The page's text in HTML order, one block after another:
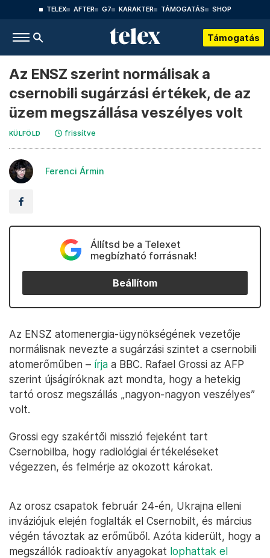
TELEX AFTER G7 KARAKTER TÁMOGATÁS SHOP
Támogatás
Az ENSZ szerint normálisak a
csernobili sugárzási értékek, de az
üzem megszállása veszélyes volt
KÜLFÖLD frissítve
Ferenci Ármin
Állítsd be a Telexet
megbízható forrásnak!
Beállítom
Az ENSZ atomenergia-ügynökségének vezetője
normálisnak nevezte a sugárzási szintet a csernobili
atomerőműben – írja a BBC. Rafael Grossi az AFP
szerint újságíróknak azt mondta, hogy a hetekig
tartó orosz megszállás „nagyon-nagyon veszélyes”
volt.
Grossi egy szakértői misszió fejeként tart
Csernobilba, hogy radiológiai értékeléseket
végezzen, és felmérje az okozott károkat.
Az orosz csapatok február 24-én, Ukrajna elleni
inváziójuk elején foglalták el Csernobilt, és március
végén távoztak az erőműből. Azóta kiderült, hogy a
megszállók radioaktív anyagokat lophattak el